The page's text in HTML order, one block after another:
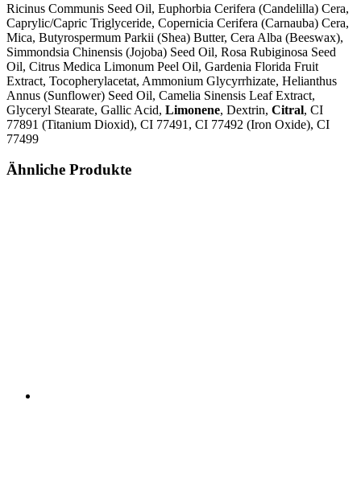
Ricinus Communis Seed Oil, Euphorbia Cerifera (Candelilla) Cera,
Caprylic/Capric Triglyceride, Copernicia Cerifera (Carnauba) Cera,
Mica, Butyrospermum Parkii (Shea) Butter, Cera Alba (Beeswax),
Simmondsia Chinensis (Jojoba) Seed Oil, Rosa Rubiginosa Seed
Oil, Citrus Medica Limonum Peel Oil, Gardenia Florida Fruit
Extract, Tocopherylacetat, Ammonium Glycyrrhizate, Helianthus
Annus (Sunflower) Seed Oil, Camelia Sinensis Leaf Extract,
Glyceryl Stearate, Gallic Acid, Limonene, Dextrin, Citral, CI
77891 (Titanium Dioxid), CI 77491, CI 77492 (Iron Oxide), CI
77499
Ähnliche Produkte